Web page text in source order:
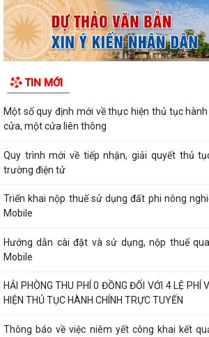
TIN MỚI
Một số quy định mới về thực hiện thủ tục
cửa, một cửa liên thông
Quy trình mới về tiếp nhận, giải quyết thủ
trường điện tử
Triển khai nộp thuế sử dụng đất phi nông
Mobile
Hướng dẫn cài đặt và sử dụng, nộp thuế
Mobile
HẢI PHÒNG THU PHÍ 0 ĐỒNG ĐỐI VỚI 4 LỆ PHÍ
HIỆN THỦ TỤC HÀNH CHÍNH TRỰC TUYẾN
Thông báo về việc niêm yết công khai kết